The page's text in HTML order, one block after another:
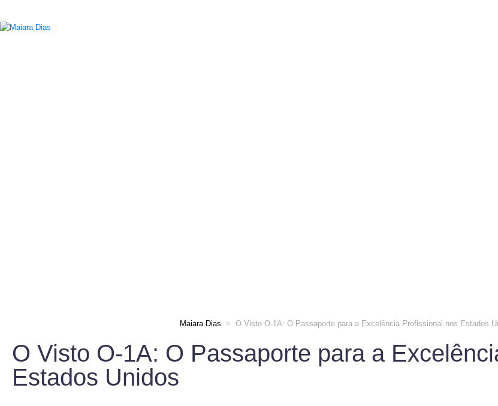
Maiara Dias > O Visto O-1A: O Passaporte para a Excelência Profissional nos Estados
O Visto O-1A: O Passaporte para a
Estados Unidos